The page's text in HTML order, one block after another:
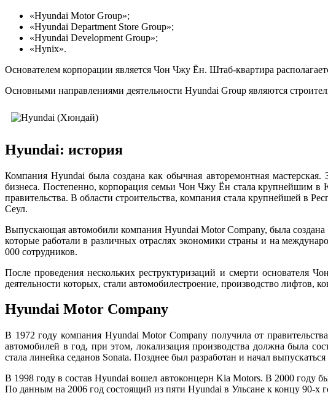
«Hyundai Motor Group»;
«Hyundai Department Store Group»;
«Hyundai Development Group»;
«Hynix».
Основателем корпорации является Чон Чжу Ён. Штаб-квартира
Основными направлениями деятельности Hyundai Group являются
Hyundai: история
Компания Hyundai была создана как обычная авторемонтная
бизнеса. Постепенно, корпорация семьи Чон Чжу Ён стала крупнейшим
правительства. В области строительства, компания стала крупнейшей в
Сеул.
Выпускающая автомобили компания Hyundai Motor Company, была
которые работали в различных отраслях экономики страны и на
000 сотрудников.
После проведения нескольких реструктуризаций и смерти основателя
деятельности которых, стали автомобилестроение, производство лифтов,
Hyundai Motor Company
В 1972 году компания Hyundai Motor Company получила от
автомобилей в год, при этом, локализация производства должна была
стала линейка седанов Sonata. Позднее был разработан и начал
В 1998 году в состав Hyundai вошел автоконцерн Kia Motors. В 2000 году
По данным на 2006 год состоящий из пяти Hyundai в Ульсане к концу 90-х